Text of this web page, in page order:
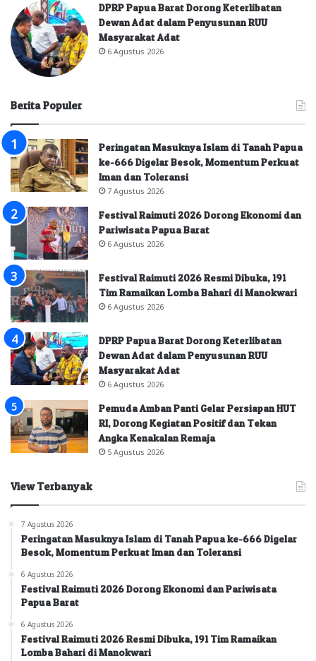
DPRP Papua Barat Dorong Keterlibatan
Dewan Adat dalam Penyusunan RUU
Masyarakat Adat
6 Agustus 2026
Berita Populer
Peringatan Masuknya Islam di Tanah Papua
ke-666 Digelar Besok, Momentum Perkuat
Iman dan Toleransi
7 Agustus 2026
Festival Raimuti 2026 Dorong Ekonomi dan
Pariwisata Papua Barat
6 Agustus 2026
Festival Raimuti 2026 Resmi Dibuka, 191
Tim Ramaikan Lomba Bahari di Manokwari
6 Agustus 2026
DPRP Papua Barat Dorong Keterlibatan
Dewan Adat dalam Penyusunan RUU
Masyarakat Adat
6 Agustus 2026
Pemuda Amban Panti Gelar Persiapan HUT
RI, Dorong Kegiatan Positif dan Tekan
Angka Kenakalan Remaja
5 Agustus 2026
View Terbanyak
7 Agustus 2026
Peringatan Masuknya Islam di Tanah Papua ke-666 Digelar
Besok, Momentum Perkuat Iman dan Toleransi
6 Agustus 2026
Festival Raimuti 2026 Dorong Ekonomi dan Pariwisata
Papua Barat
6 Agustus 2026
Festival Raimuti 2026 Resmi Dibuka, 191 Tim Ramaikan
Lomba Bahari di Manokwari